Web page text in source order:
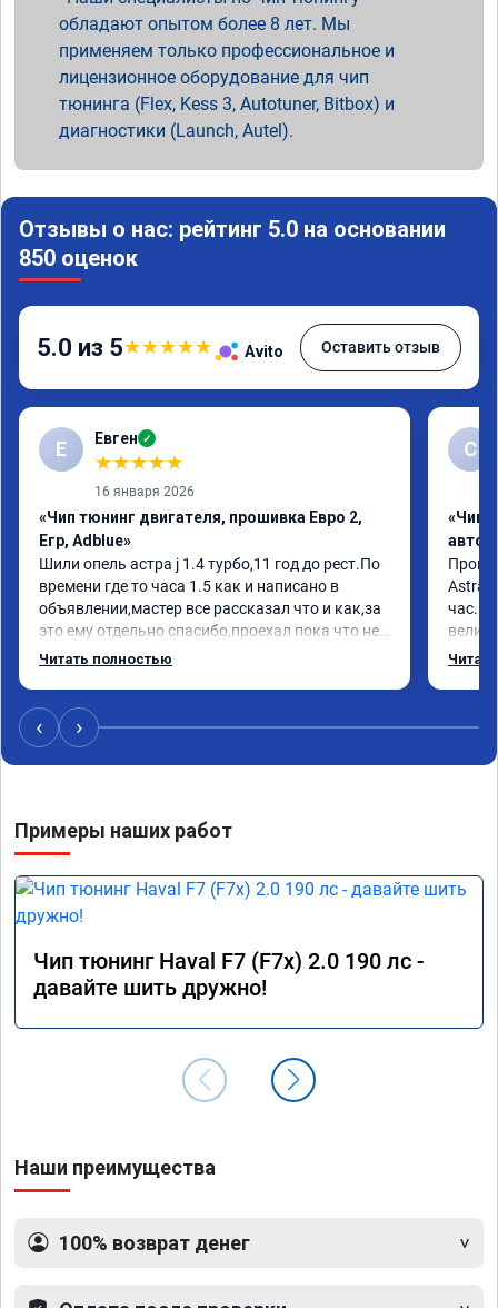
обладают опытом более 8 лет. Мы
применяем только профессиональное и
лицензионное оборудование для чип
тюнинга (Flex, Kess 3, Autotuner, Bitbox) и
диагностики (Launch, Autel).
Отзывы о нас: рейтинг 5.0 на основании
850 оценок
5.0 из 5★★★★★ Avito Оставить отзыв
Е Евген ✓
★★★★★
16 января 2026
«Чип тюнинг двигателя, прошивка Евро 2,
Егр, Adblue»
Шили опель астра j 1.4 турбо,11 год до рест.По
времени где то часа 1.5 как и написано в
объявлении,мастер все рассказал что и как,за
это ему отдельно спасибо,проехал пока что не
так много но сразу заметил отклик на педаль
добавили не 20лс а все 50)))ну вообщем
рекомендую,покатаюсь посмотрю как дальше
будет,а так пока всё устраивает....p.s.выдали
Читать полностью
С
«Чип
Astra
час.
Номер
‹ ›
Примеры наших работ
Чип тюнинг Haval F7 (F7x) 2.0 190 лс -
давайте шить дружно!
Наши преимущества
100% возврат денег